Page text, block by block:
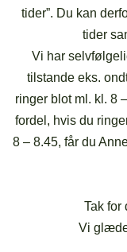
tider”. Du kan
tider
Vi har
tilstande eks.
ringer blot ml. kl. 8
fordel, hvis du
8 – 8.45, får du
Tak for
Vi